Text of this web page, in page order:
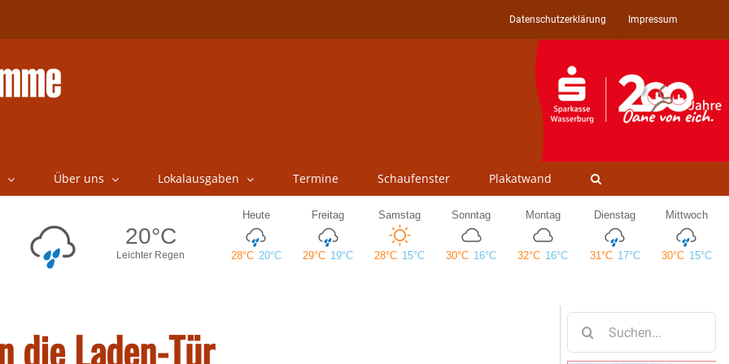
Datenschutzerklärung Impressum
Über uns Lokalausgaben Termine Schaufenster Plakatwand
die Laden-Tür
nach: